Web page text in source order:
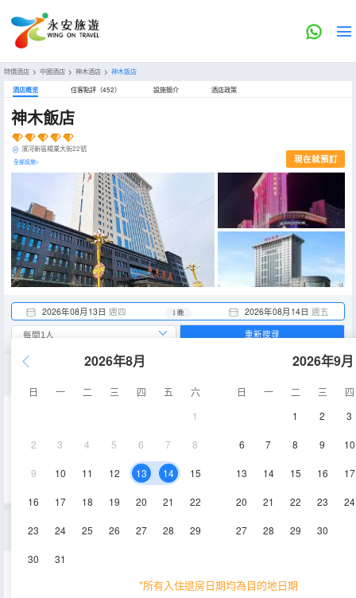
特價酒店 > 中國酒店 > 神木酒店 > 神木飯店
酒店概览 住客點評（452） 設施簡介 酒店政策
神木飯店
濱河新區楊業大街22號
全部設施> 現在就預訂
2026年08月13日 週四 2026年08月14日 週五
1 晚
2026年8月
日 一 二 三 四 五
六
1
2 3 4 5 6 7 8
9 10 11 12 13 14 15
16 17 18 19 20 21 22
23 24 25 26 27 28 29
30 31
2026年9月
日 一 二 三
四
1
2 3
6 7 8 9 10
13 14 15 16 17
20 21 22 23 24
27 28 29 30
*所有入住退房日期均為目的地日期
重新搜尋
空調
電視機
豪華雙床房
35㎡ 7-13層 空調